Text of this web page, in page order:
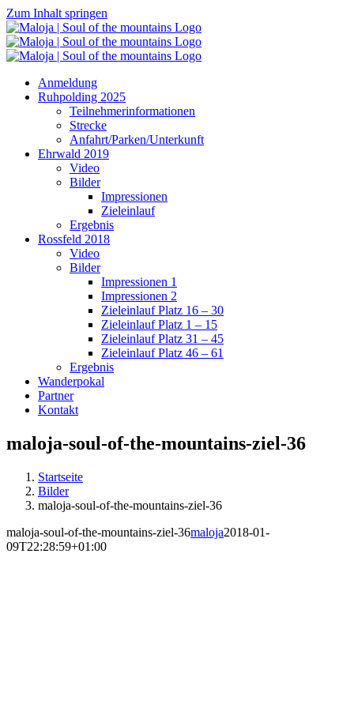
Zum Inhalt springen
Anmeldung
Ruhpolding 2025
Teilnehmerinformationen
Strecke
Anfahrt/Parken/Unterkunft
Ehrwald 2019
Video
Bilder
Impressionen
Zieleinlauf
Ergebnis
Rossfeld 2018
Video
Bilder
Impressionen 1
Impressionen 2
Zieleinlauf Platz 16 – 30
Zieleinlauf Platz 1 – 15
Zieleinlauf Platz 31 – 45
Zieleinlauf Platz 46 – 61
Ergebnis
Wanderpokal
Partner
Kontakt
maloja-soul-of-the-mountains-ziel-36
Startseite
Bilder
maloja-soul-of-the-mountains-ziel-36
maloja-soul-of-the-mountains-ziel-36maloja2018-01-
09T22:28:59+01:00